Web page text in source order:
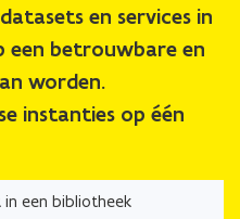
en services in
een betrouwbare en
worden.
instanties op één